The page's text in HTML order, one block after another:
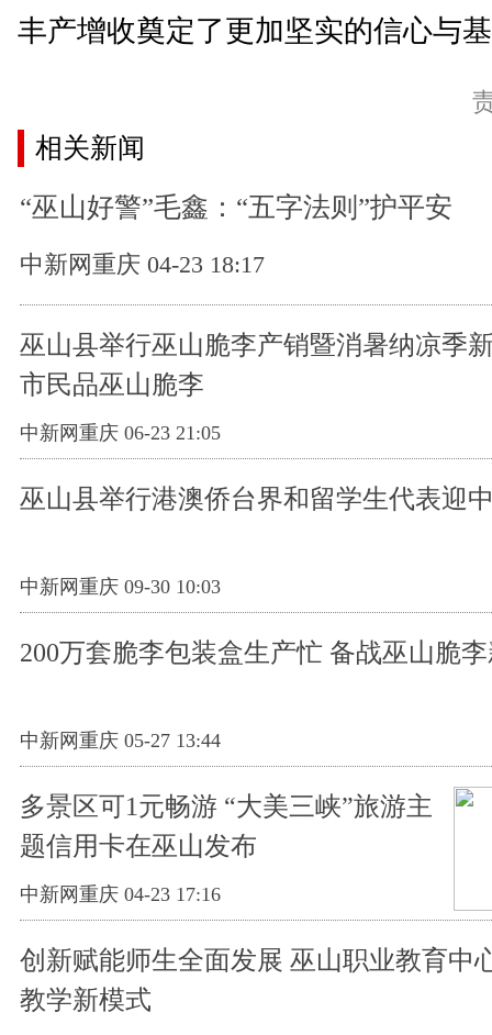
丰产增收奠定了更加坚实的信心与
相关新闻
“巫山好警”毛鑫：“五字法则”护平安
中新网重庆 04-23 18:17
巫山县举行巫山脆李产销暨消暑纳凉季
市民品巫山脆李
中新网重庆 06-23 21:05
巫山县举行港澳侨台界和留学生代表迎
中新网重庆 09-30 10:03
200万套脆李包装盒生产忙 备战巫山脆
中新网重庆 05-27 13:44
多景区可1元畅游 “大美三峡”旅游主
题信用卡在巫山发布
中新网重庆 04-23 17:16
创新赋能师生全面发展 巫山职业教育中
教学新模式